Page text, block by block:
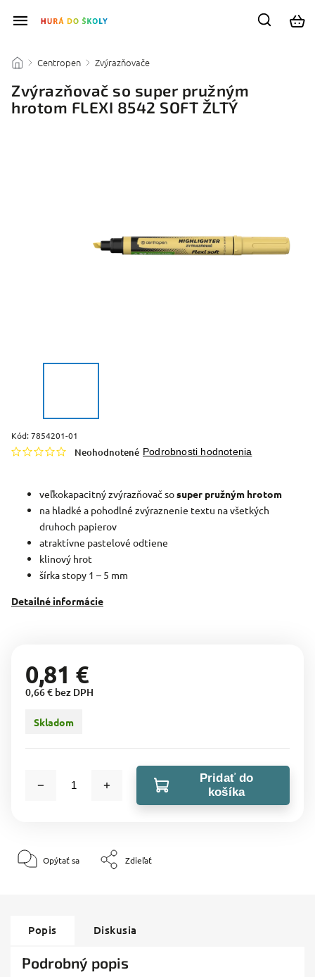
/ Centropen / Zvýrazňovače
Zvýrazňovač so super pružným
hrotom FLEXI 8542 SOFT ŽLTÝ
Kód:7854201-01
Neohodnotené Podrobnosti hodnotenia
veľkokapacitný zvýrazňovač sosuper pružným hrotom
na hladké a pohodlné zvýraznenie textu na všetkých
druhoch papierov
atraktívne pastelové odtiene
klinový hrot
šírka stopy 1 – 5 mm
Detailné informácie
0,81 €
0,66 € bez DPH
Skladom
Pridať do
košíka
Opýtať sa Zdieľať
Popis Diskusia
Podrobný popis